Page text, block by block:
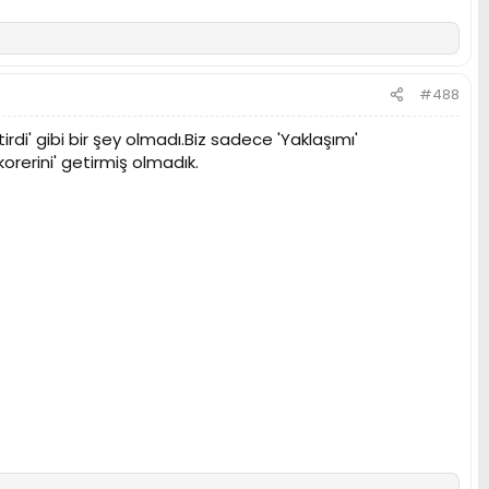
#488
gibi bir şey olmadı.Biz sadece 'Yaklaşımı'
getirmiş olmadık.